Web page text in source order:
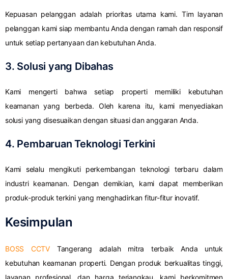
Kepuasan pelanggan adalah prioritas utama kami. Tim layanan
pelanggan kami siap membantu Anda dengan ramah dan responsif
untuk setiap pertanyaan dan kebutuhan Anda.
3. Solusi yang Dibahas
Kami mengerti bahwa setiap properti memiliki kebutuhan
keamanan yang berbeda. Oleh karena itu, kami menyediakan
solusi yang disesuaikan dengan situasi dan anggaran Anda.
4. Pembaruan Teknologi Terkini
Kami selalu mengikuti perkembangan teknologi terbaru dalam
industri keamanan. Dengan demikian, kami dapat memberikan
produk-produk terkini yang menghadirkan fitur-fitur inovatif.
Kesimpulan
BOSS CCTV Tangerang adalah mitra terbaik Anda untuk
kebutuhan keamanan properti. Dengan produk berkualitas tinggi,
layanan profesional, dan harga terjangkau, kami berkomitmen